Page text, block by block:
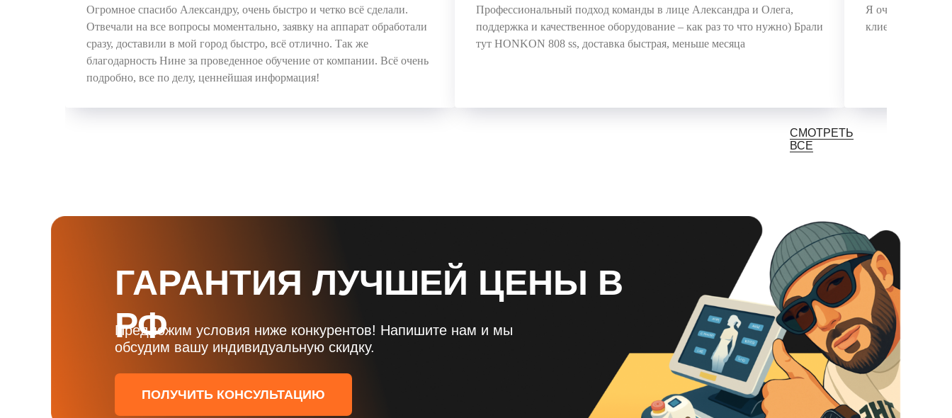
Огромное спасибо Александру, очень быстро и четко всё сделали.
Отвечали на все вопросы моментально, заявку на аппарат обработали
сразу, доставили в мой город быстро, всё отлично. Так же
благодарность Нине за проведенное обучение от компании. Всё очень
подробно, все по делу, ценнейшая информация!
Профессиональный подход команды в лице Александра и Олега,
поддержка и качественное оборудование – как раз то что нужно) Брали
тут HONKON 808 ss, доставка быстрая, меньше месяца
Я очень
клиентов!
СМОТРЕТЬ
ВСЕ
Предложим условия ниже конкурентов! Напишите нам и мы
обсудим вашу индивидуальную скидку.
ГАРАНТИЯ ЛУЧШЕЙ ЦЕНЫ В
РФ
ПОЛУЧИТЬ КОНСУЛЬТАЦИЮ